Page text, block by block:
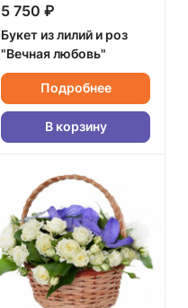
5 750 ₽
Букет из лилий и роз
"Вечная любовь"
Подробнее
В корзину